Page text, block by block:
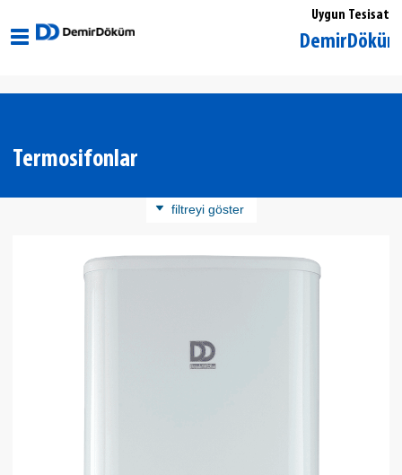
Uygun Tesisat
Edirne Uzunköprü DemirDöküm Yetkili
Termosifonlar
filtreyi göster